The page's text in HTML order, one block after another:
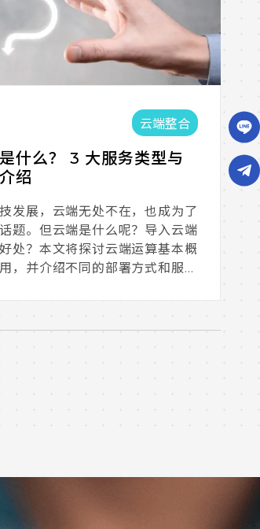
云端整合
什么？ 3 大服务类型与
绍
发展，云端无处不在，也成为了
题。但云端是什么呢？导入云端
处？本文将探讨云端运算基本概
，并介绍不同的部署方式和服务